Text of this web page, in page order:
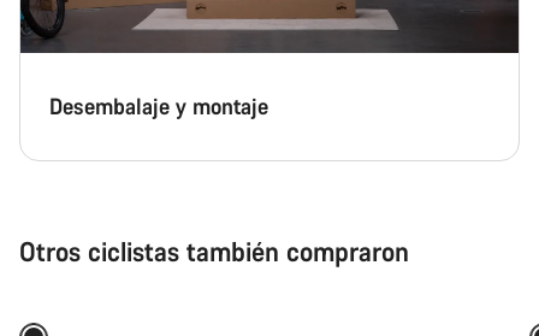
Desembalaje y montaje
Otros ciclistas también compraron
Selección rápida